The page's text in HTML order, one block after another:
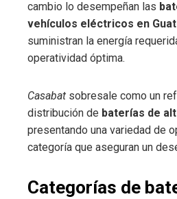
cambio lo desempeñan las
vehículos eléctricos en
suministran la energía
operatividad óptima.
Casabat sobresale como un
distribución de baterías de
presentando una variedad de
categoría que aseguran un
Categorías de